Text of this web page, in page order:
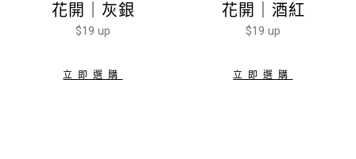
花開｜灰銀
$19 up
立即選購
花開｜酒紅
$19 up
立即選購